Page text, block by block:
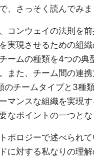
、さっそく読んでみま
コンウェイの法則を
実現させるための組
ームの種類を4つの
また、チーム間の連
のチームタイプと3種
マンスな組織を実現
なポイントの一つとな
ポロジーで述べられ
に対する私なりの理